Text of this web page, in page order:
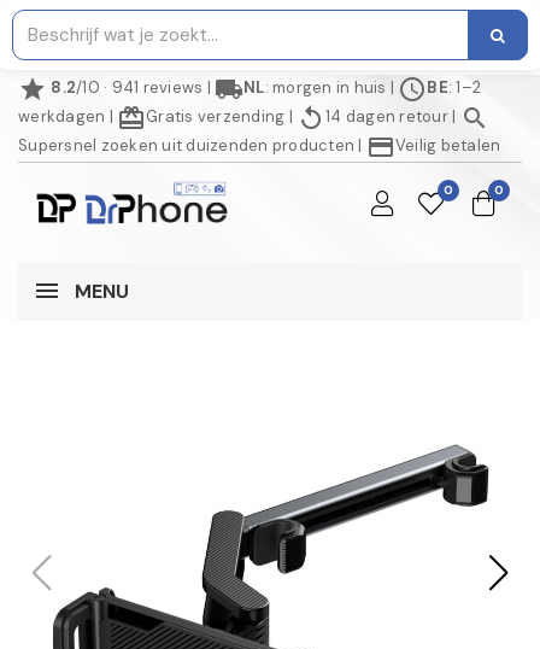
star 8.2/10 · 941 reviews | local_shippingNL: morgen in huis | scheduleBE: 1–2
werkdagen | redeemGratis verzending | replay 14 dagen retour| search
Supersnel zoeken uit duizenden producten | credit_cardVeilig betalen
0 0
MENU